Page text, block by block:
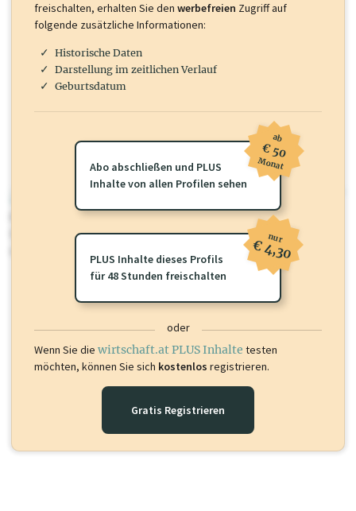
Für dieses Profil gibt es zusätzlichewirtschaft.at PLUS Inhalte
Sie momentan nicht einsehen können. Schalten Sie dieses Profil frei
oder loggen Sie sich ein um diese Inhalte zu sehen.
freischalten, erhalten Sie den werbefreien Zugriff auf
folgende zusätzliche Informationen:
Historische Daten
Darstellung im zeitlichen Verlauf
Geburtsdatum
Abo abschließen und PLUS
Inhalte von allen Profilen sehen
ab
€ 50
Monat
PLUS Inhalte dieses Profils
für 48 Stunden freischalten
nur
€ 4,30
oder
Wenn Sie die wirtschaft.at PLUS Inhalte testen
möchten, können Sie sich kostenlos registrieren.
Gratis Registrieren